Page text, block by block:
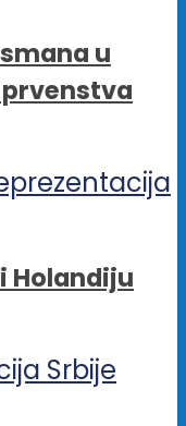
u
Holandiju